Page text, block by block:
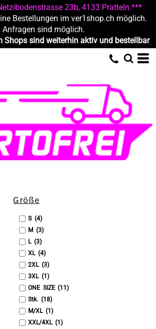
23b, 4133 Pratteln ***
Bestellungen im ver1shop.ch möglich.
Anfragen sind möglich.
Shops sind weiterhin aktiv und bestellbar
Größe
S (4)
M (3)
L (3)
XL (4)
2XL (3)
3XL (1)
ONE SIZE (11)
Stk. (18)
M/XL (1)
XXL/4XL (1)